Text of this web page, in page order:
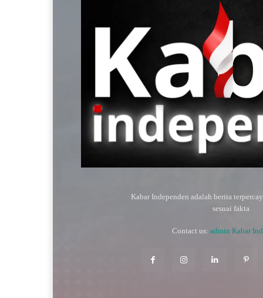
Kabar Independen adalah berita
sesuai fakta
Contact us: admin Kabar